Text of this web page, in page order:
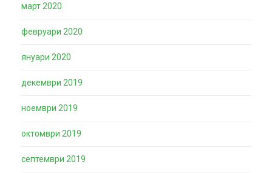
март 2020
февруари 2020
януари 2020
декември 2019
ноември 2019
октомври 2019
септември 2019